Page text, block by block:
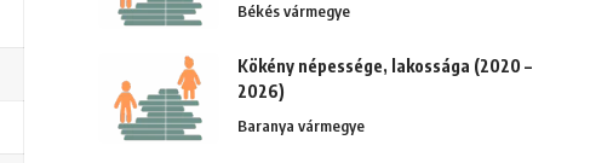
Békés vármegye
Kökény népessége, lakossága (2020 –
2026)
Baranya vármegye